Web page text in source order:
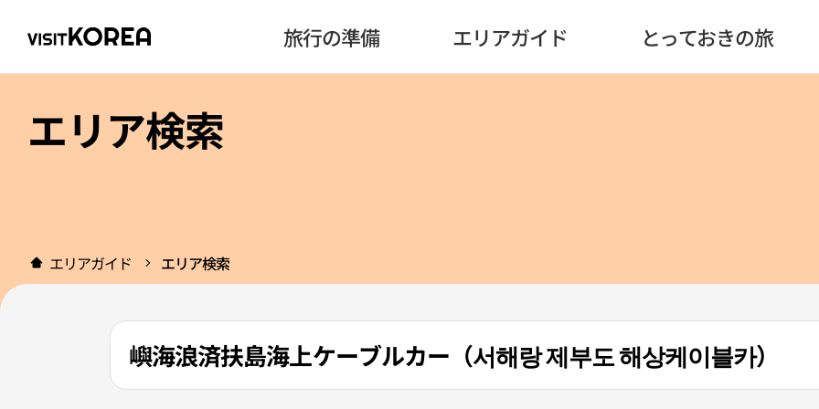
旅行の準備 エリアガイド とっておきの旅
エリア検索
エリアガイド エリア検索
嶼海浪済扶島海上ケーブルカー（서해랑 제부도 해상케이블카）